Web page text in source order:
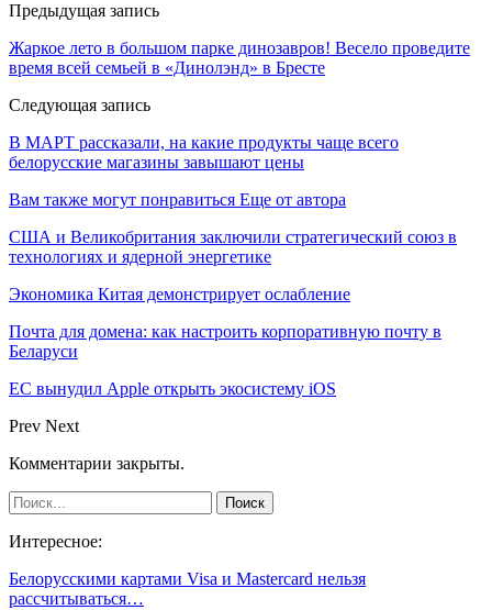
Предыдущая запись
Жаркое лето в большом парке динозавров! Весело проведите
время всей семьей в «Динолэнд» в Бресте
Следующая запись
В МАРТ рассказали, на какие продукты чаще всего
белорусские магазины завышают цены
Вам также могут понравиться Еще от автора
США и Великобритания заключили стратегический союз в
технологиях и ядерной энергетике
Экономика Китая демонстрирует ослабление
Почта для домена: как настроить корпоративную почту в
Беларуси
ЕС вынудил Apple открыть экосистему iOS
Prev Next
Комментарии закрыты.
Интересное:
Белорусскими картами Visa и Mastercard нельзя
рассчитываться…